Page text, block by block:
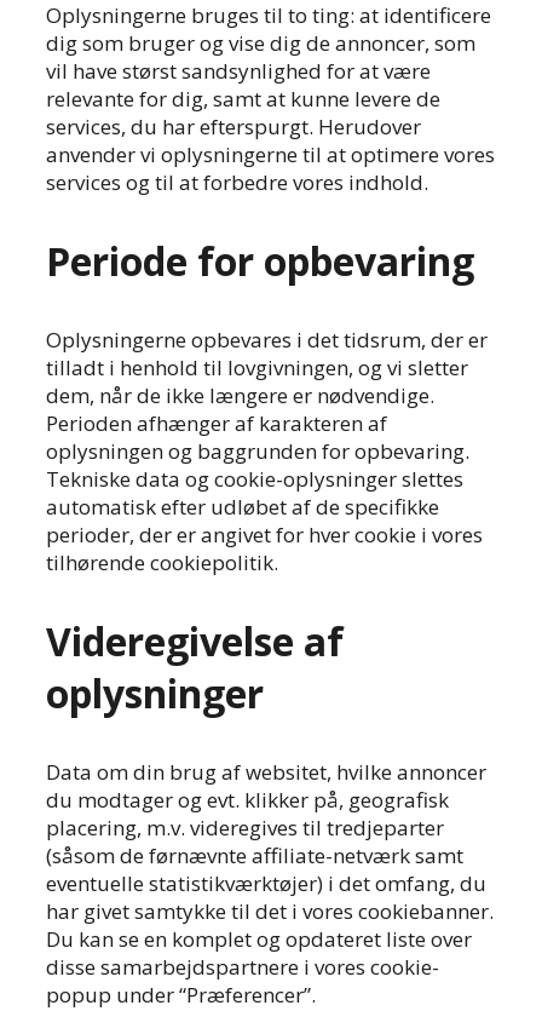
Oplysningerne bruges til to ting: at identificere
dig som bruger og vise dig de annoncer, som
vil have størst sandsynlighed for at være
relevante for dig, samt at kunne levere de
services, du har efterspurgt. Herudover
anvender vi oplysningerne til at optimere vores
services og til at forbedre vores indhold.
Periode for opbevaring
Oplysningerne opbevares i det tidsrum, der er
tilladt i henhold til lovgivningen, og vi sletter
dem, når de ikke længere er nødvendige.
Perioden afhænger af karakteren af
oplysningen og baggrunden for opbevaring.
Tekniske data og cookie-oplysninger slettes
automatisk efter udløbet af de specifikke
perioder, der er angivet for hver cookie i vores
tilhørende cookiepolitik.
Videregivelse af
oplysninger
Data om din brug af websitet, hvilke annoncer
du modtager og evt. klikker på, geografisk
placering, m.v. videregives til tredjeparter
(såsom de førnævnte affiliate-netværk samt
eventuelle statistikværktøjer) i det omfang, du
har givet samtykke til det i vores cookiebanner.
Du kan se en komplet og opdateret liste over
disse samarbejdspartnere i vores cookie-
popup under “Præferencer”.